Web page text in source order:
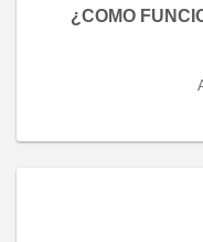
¿COMO